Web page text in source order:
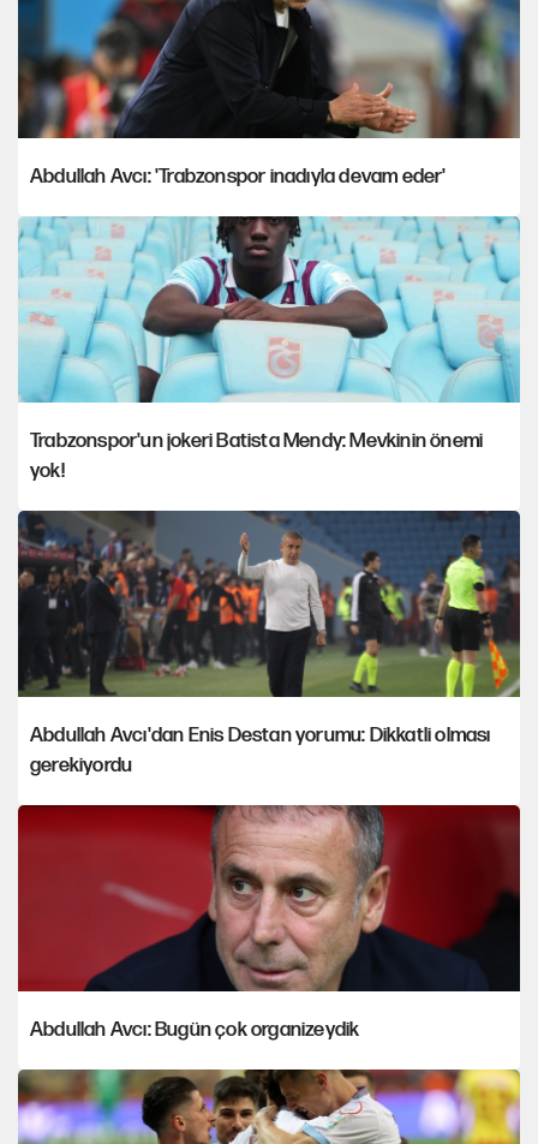
Abdullah Avcı: 'Trabzonspor inadıyla devam eder'
Trabzonspor'un jokeri Batista Mendy: Mevkinin önemi
yok!
Abdullah Avcı'dan Enis Destan yorumu: Dikkatli olması
gerekiyordu
Abdullah Avcı: Bugün çok organizeydik